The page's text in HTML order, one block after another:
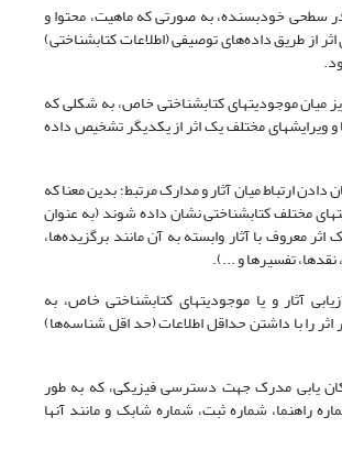
سطحی خودبسنده، به صورتی که ماهیت، محتوا و
از طریق داده‌های توصیفی (اطلاعات کتابشناختی)
میان موجودیتهای کتابشناختی خاص، به شکلی که
و ویرایشهای مختلف یک اثر از یکدیگر تشخیص داده
دادن ارتباط میان آثار و مدارک مرتبط؛ بدین معنا که
مختلف کتابشناختی نشان داده شوند (به عنوان
اثر معروف با آثار وابسته به آن مانند برگزیده‌ها،
نقدها، تفسیرها و ...).
آثار و یا موجودیتهای کتابشناختی خاص، به
را با داشتن حداقل اطلاعات (حد اقل شناسه‌ها)
یابی مدرک جهت دسترسی فیزیکی، که به طور
راهنما، شماره ثبت، شماره شابک و مانند آنها